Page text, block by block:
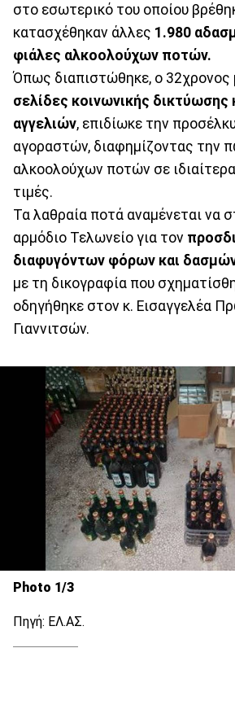
στο εσωτερικό του οποίου
κατασχέθηκαν άλλες 1.980
φιάλες αλκοολούχων ποτών.
Όπως διαπιστώθηκε, ο 32χρονος
σελίδες κοινωνικής δικτύωσης
αγγελιών, επιδίωκε την
αγοραστών, διαφημίζοντας την
αλκοολούχων ποτών σε
τιμές.
Τα λαθραία ποτά αναμένεται να
αρμόδιο Τελωνείο για τον
διαφυγόντων φόρων και
με τη δικογραφία που
οδηγήθηκε στον κ. Εισαγγελέα
Γιαννιτσών.
Photo 1/3
Πηγή: ΕΛ.ΑΣ.